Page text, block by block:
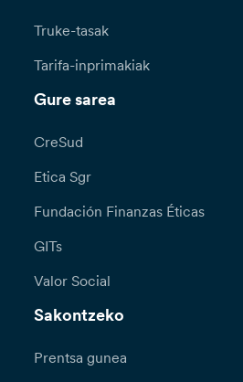
Truke-tasak
Tarifa-inprimakiak
Gure sarea
CreSud
Etica Sgr
Fundación Finanzas Éticas
GITs
Valor Social
Sakontzeko
Prentsa gunea